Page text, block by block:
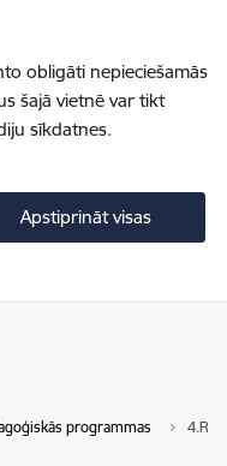
obligāti nepieciešamās
šajā vietnē var tikt
sīkdatnes.
Apstiprināt visas
programmas